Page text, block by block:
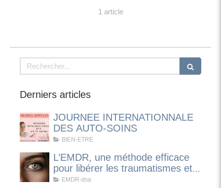
1 article
Rechercher
Derniers articles
JOURNEE INTERNATIONNALE
DES AUTO-SOINS
BIEN-ETRE
L’EMDR, une méthode efficace
pour libérer les traumatismes et
apaiser les émotions
EMDR-dsa